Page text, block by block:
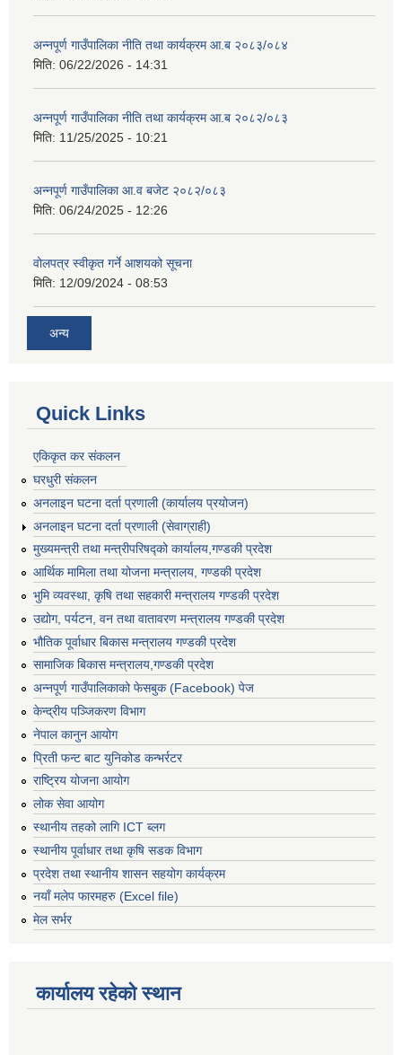
अन्नपूर्ण गाउँपालिका नीति तथा कार्यक्रम आ.ब २०८३/०८४
मिति: 06/22/2026 - 14:31
अन्नपूर्ण गाउँपालिका नीति तथा कार्यक्रम आ.ब २०८२/०८३
मिति: 11/25/2025 - 10:21
अन्नपूर्ण गाउँपालिका आ.व बजेट २०८२/०८३
मिति: 06/24/2025 - 12:26
वोलपत्र स्वीकृत गर्ने आशयको सूचना
मिति: 12/09/2024 - 08:53
अन्य
Quick Links
एकिकृत कर संकलन
घरधुरी संकलन
अनलाइन घटना दर्ता प्रणाली (कार्यालय प्रयोजन)
अनलाइन घटना दर्ता प्रणाली (सेवाग्राही)
मुख्यमन्त्री तथा मन्त्रीपरिषद्को कार्यालय,गण्डकी प्रदेश
आर्थिक मामिला तथा योजना मन्त्रालय, गण्डकी प्रदेश
भुमि व्यवस्था, कृषि तथा सहकारी मन्त्रालय गण्डकी प्रदेश
उद्योग, पर्यटन, वन तथा वातावरण मन्त्रालय गण्डकी प्रदेश
भौतिक पूर्वाधार बिकास मन्त्रालय गण्डकी प्रदेश
सामाजिक बिकास मन्त्रालय,गण्डकी प्रदेश
अन्नपूर्ण गाउँपालिकाको फेसबुक (Facebook) पेज
केन्द्रीय पञ्जिकरण विभाग
नेपाल कानुन आयोग
प्रिती फन्ट बाट युनिकोड कन्भर्रटर
राष्ट्रिय योजना आयोग
लोक सेवा आयोग
स्थानीय तहको लागि ICT ब्लग
स्थानीय पूर्वाधार तथा कृषि सडक विभाग
प्रदेश तथा स्थानीय शासन सहयोग कार्यक्रम
नयाँ मलेप फारमहरु (Excel file)
मेल सर्भर
कार्यालय रहेको स्थान